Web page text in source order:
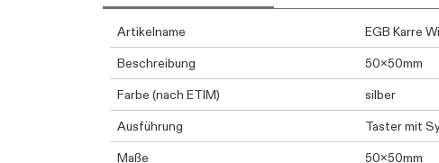
Artikelname
EGB Karre
Beschreibung
50x50mm
Farbe (nach ETIM)
silber
Ausführung
Taster mit
Maße
50x50mm